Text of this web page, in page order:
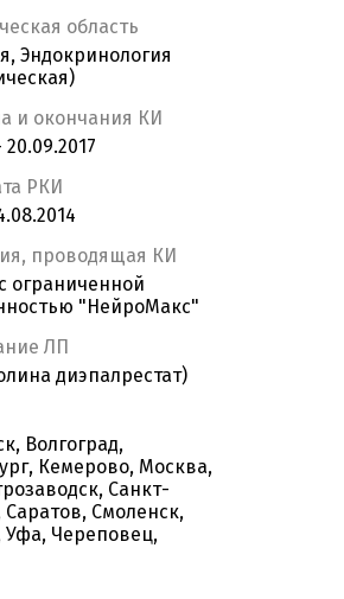
область
Эндокринология
и окончания КИ
20.09.2017
РКИ
проводящая КИ
ограниченной
"НейроМакс"
ЛП
диэпалрестат)
Волгоград,
Кемерово, Москва,
Санкт-
Саратов, Смоленск,
Уфа, Череповец,